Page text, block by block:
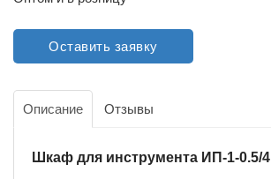
Оставить заявку
Описание Отзывы
Шкаф для инструмента ИП-1-0.5/4